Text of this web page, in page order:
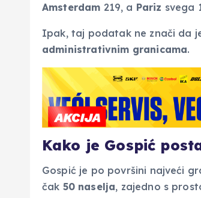
Amsterdam 219, a Pariz svega
Ipak, taj podatak ne znači da
administrativnim granicama.
Kako je Gospić
Gospić je po površini najveći
čak 50 naselja, zajedno s